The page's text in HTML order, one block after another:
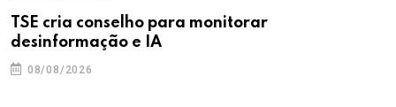
TSE cria conselho para monitorar
desinformação e IA
08/08/2026